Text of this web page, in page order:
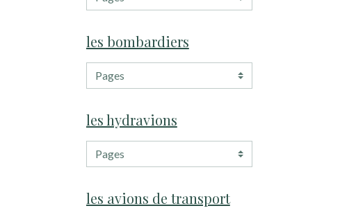
les bombardiers
les hydravions
les avions de transport